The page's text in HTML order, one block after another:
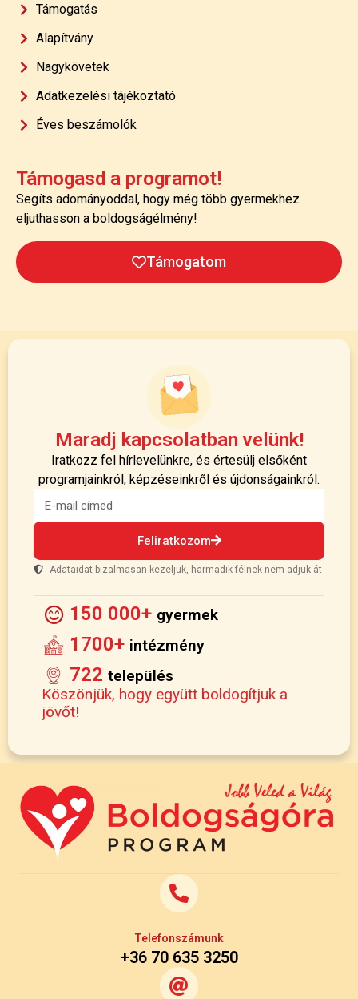
Támogatás
Alapítvány
Nagykövetek
Adatkezelési tájékoztató
Éves beszámolók
Támogasd a programot!
Segíts adományoddal, hogy még több gyermekhez
eljuthasson a boldogságélmény!
Támogatom
Maradj kapcsolatban velünk!
Iratkozz fel hírlevelünkre, és értesülj elsőként
programjainkról, képzéseinkről és újdonságainkról.
Feliratkozom
Adataidat bizalmasan kezeljük, harmadik félnek nem adjuk át
150 000+ gyermek
1700+ intézmény
722 település
Köszönjük, hogy együtt boldogítjuk a
jövőt!
Telefonszámunk
+36 70 635 3250